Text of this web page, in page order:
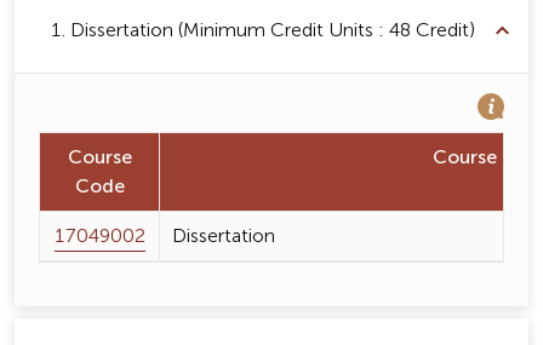
1. Dissertation (Minimum Credit Units : 48 Credit)
Course
Code
Course
17049002 Dissertation